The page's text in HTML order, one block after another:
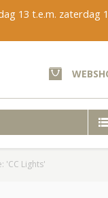
13 t.e.m. zaterdag
'CC Lights'